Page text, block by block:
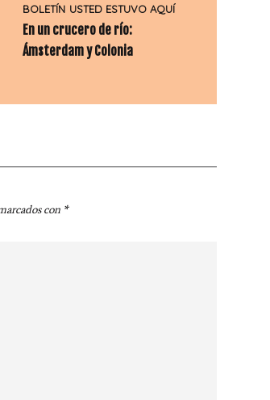
BOLETÍN USTED ESTUVO AQUÍ
En un crucero de río:
Ámsterdam y Colonia
con *